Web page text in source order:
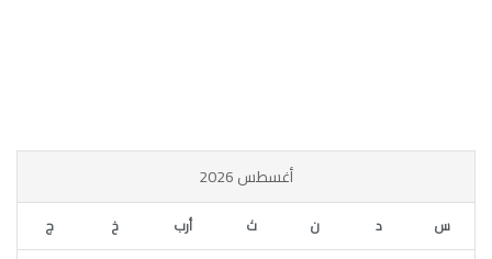
أغسطس 2026
س د ن ث أرب خ ج